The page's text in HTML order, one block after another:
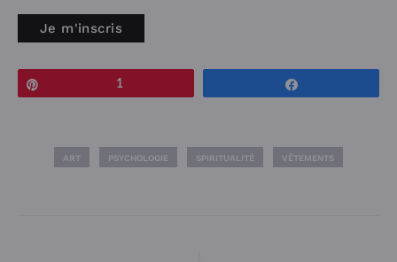
1
ART PSYCHOLOGIE SPIRITUALITÉ VÊTEMENTS